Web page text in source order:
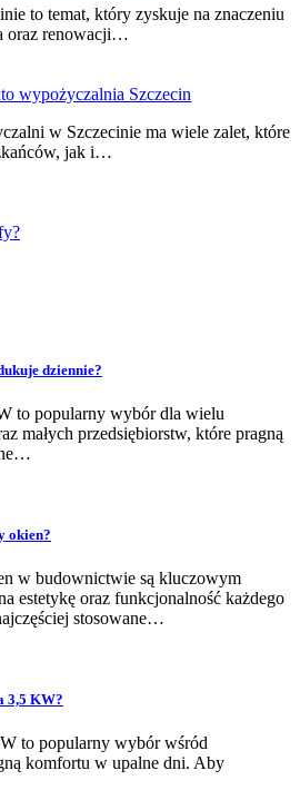
to temat, który zyskuje na znaczeniu
oraz renowacji…
wypożyczalnia Szczecin
w Szczecinie ma wiele zalet, które
jak i…
dziennie?
to popularny wybór dla wielu
małych przedsiębiorstw, które pragną
okien?
w budownictwie są kluczowym
estetykę oraz funkcjonalność każdego
stosowane…
3,5 KW?
to popularny wybór wśród
komfortu w upalne dni. Aby